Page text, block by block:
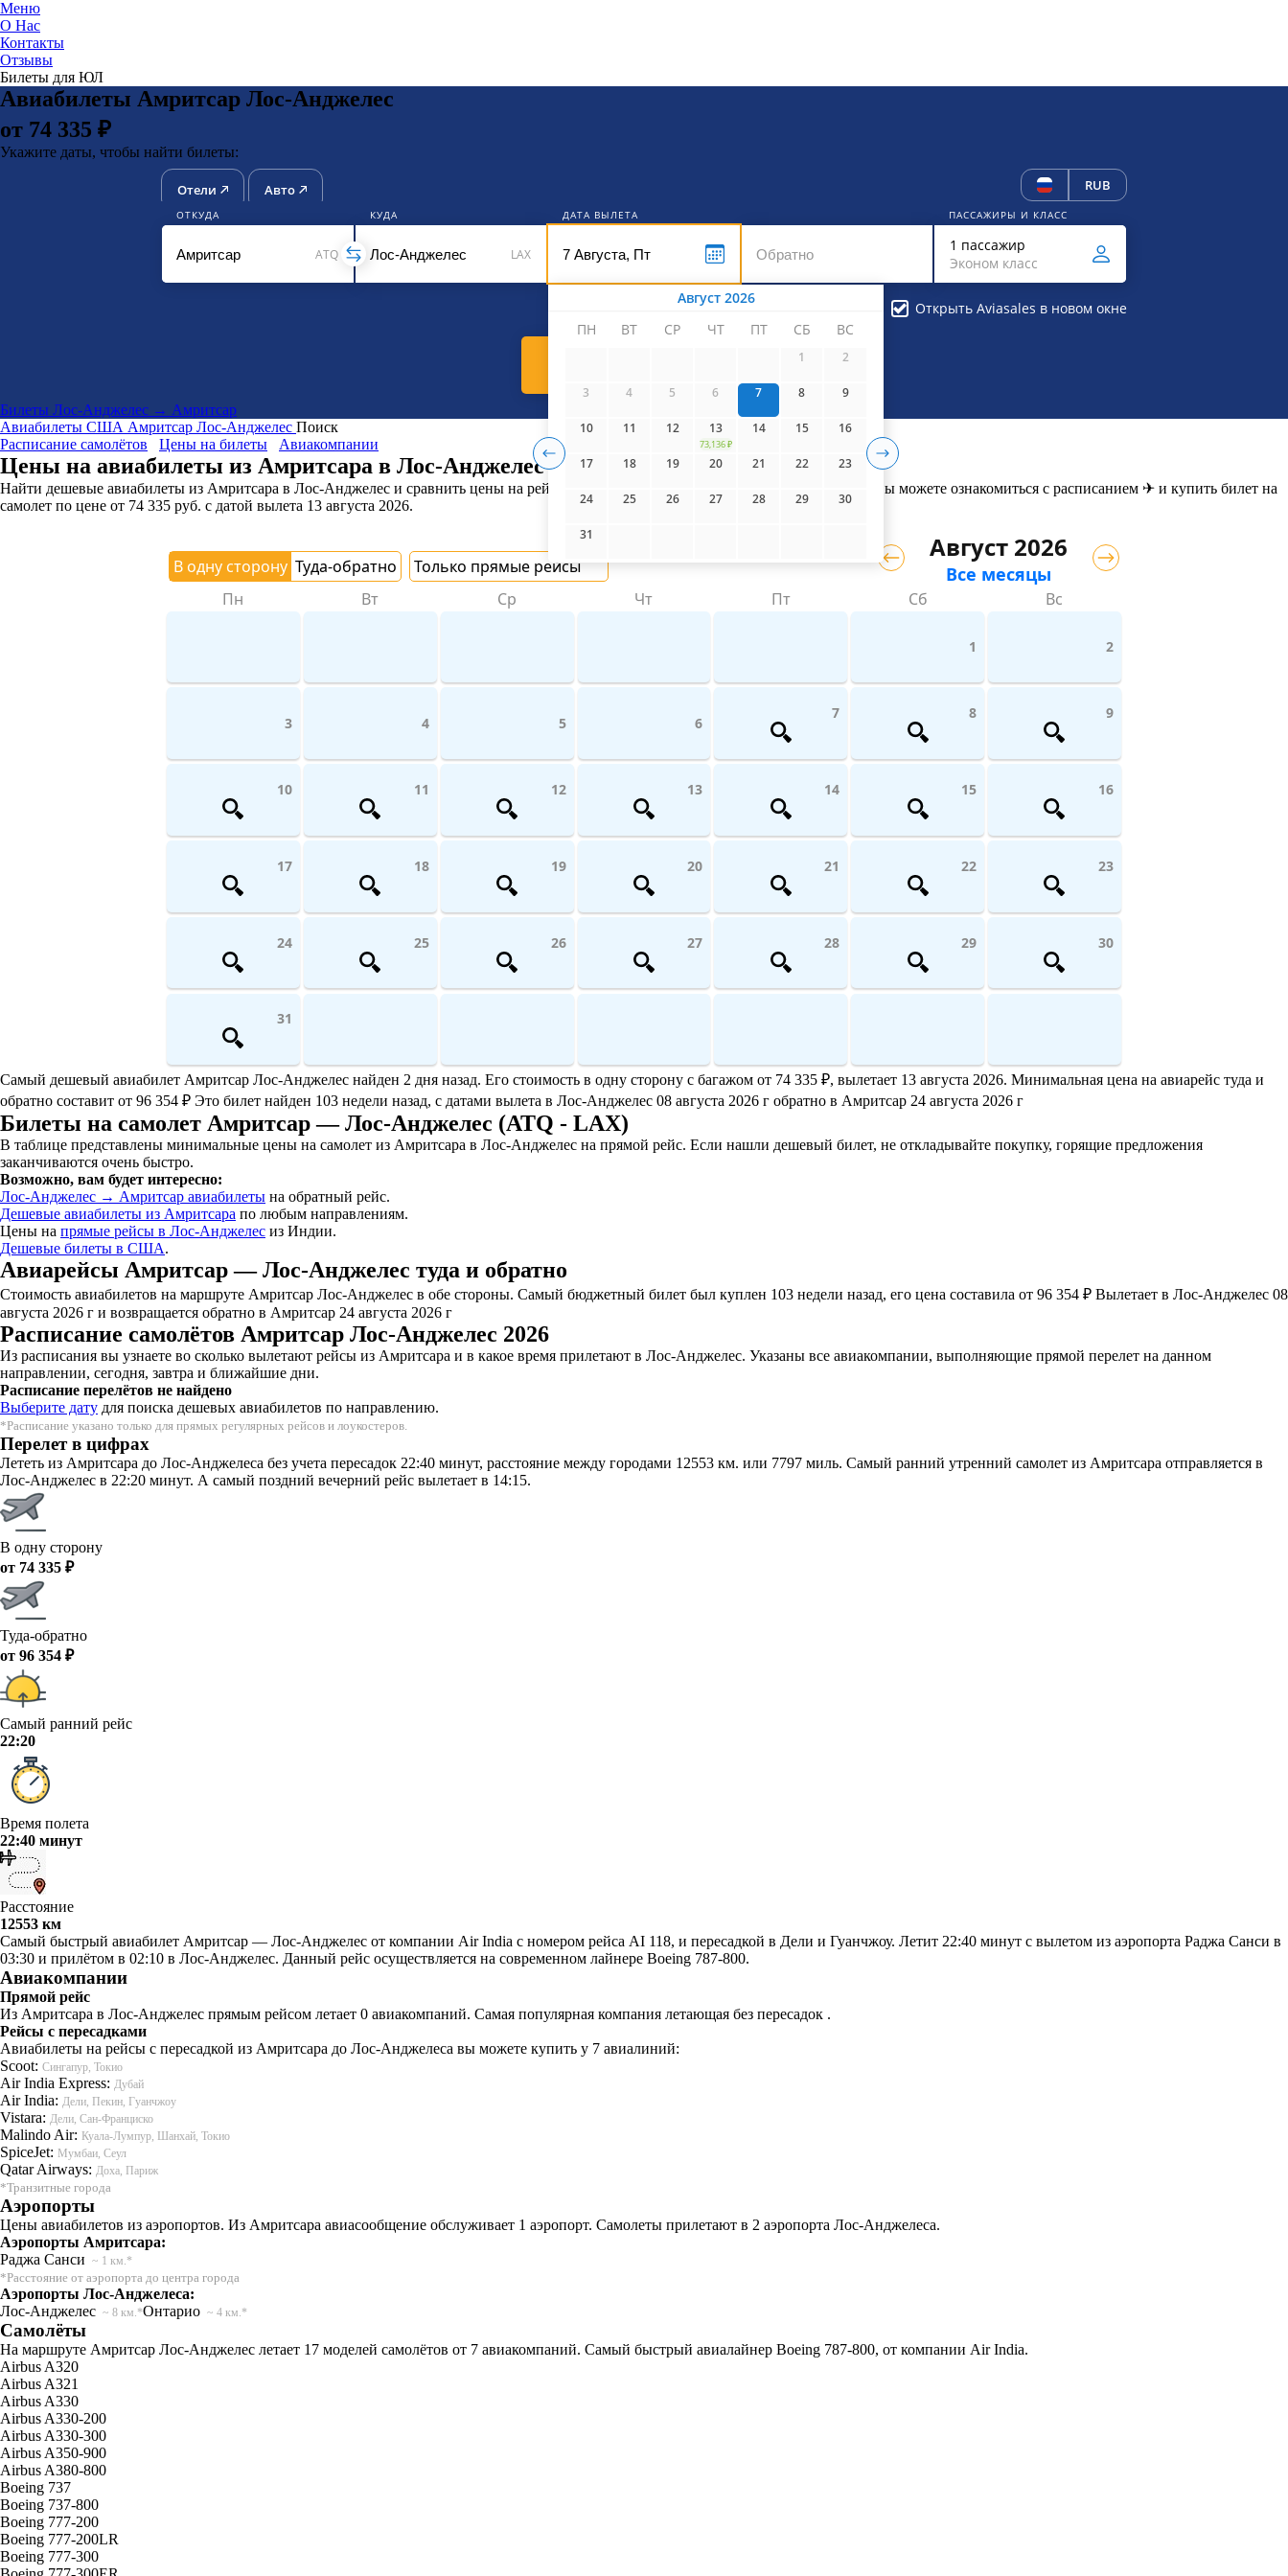
ЮниТикет
Меню
О Нас
Контакты
Отзывы
Билеты для ЮЛ
Авиабилеты Амритсар Лос-Анджелес
от 74 335 ₽
Укажите даты, чтобы найти билеты:
Отели Авто RUB
ОТКУДА
ATQ
КУДА
LAX
ДАТА ВЫЛЕТА
Август 2026
ПН
ВТ СР ЧТ ПТ СБ ВС
1 2
3 4 5 6 7 8 9
10 11 12 13
73,136 ₽
14 15 16
17 18 19 20 21 22 23
24 25 26 27 28 29 30
31
ПАССАЖИРЫ И КЛАСС
1 пассажир
Эконом класс
Открыть Aviasales в новом окне
Билеты Лос-Анджелес → Амритсар
Авиабилеты США Амритсар Лос-Анджелес Поиск
Расписание самолётов
Цены на билеты Авиакомпании
Цены на авиабилеты из Амритсара в Лос-Анджелес
Найти дешевые авиабилеты из Амритсара в Лос-Анджелес и сравнить цены на рейсы авиакомпаний поможет UniTicket.ru. На сайте вы можете ознакомиться с расписанием ✈ и купить билет на
самолет по цене от 74 335 руб. с датой вылета 13 августа 2026.
В одну сторону Туда-обратно Только прямые рейсы
Август 2026
Все месяцы
Пн Вт Ср Чт Пт Сб Вс
1 2
3 4 5 6
7 8 9
10 11 12 13 14 15 16
17 18 19 20 21 22 23
24 25 26 27 28 29 30
31
Самый дешевый авиабилет Амритсар Лос-Анджелес найден 2 дня назад. Его стоимость в одну сторону с багажом от 74 335 ₽, вылетает 13 августа 2026. Минимальная цена на авиарейс туда и
обратно составит от 96 354 ₽ Это билет найден 103 недели назад, с датами вылета в Лос-Анджелес 08 августа 2026 г обратно в Амритсар 24 августа 2026 г
Билеты на самолет Амритсар — Лос-Анджелес (ATQ - LAX)
В таблице представлены минимальные цены на самолет из Амритсара в Лос-Анджелес на прямой рейс. Если нашли дешевый билет, не откладывайте покупку, горящие предложения
заканчиваются очень быстро.
Возможно, вам будет интересно:
Лос-Анджелес → Амритсар авиабилеты на обратный рейс.
Дешевые авиабилеты из Амритсара по любым направлениям.
Цены на прямые рейсы в Лос-Анджелес из Индии.
Дешевые билеты в США.
Авиарейсы Амритсар — Лос-Анджелес туда и обратно
Стоимость авиабилетов на маршруте Амритсар Лос-Анджелес в обе стороны. Самый бюджетный билет был куплен 103 недели назад, его цена составила от 96 354 ₽ Вылетает в Лос-Анджелес 08
августа 2026 г и возвращается обратно в Амритсар 24 августа 2026 г
Расписание самолётов Амритсар Лос-Анджелес 2026
Из расписания вы узнаете во сколько вылетают рейсы из Амритсара и в какое время прилетают в Лос-Анджелес. Указаны все авиакомпании, выполняющие прямой перелет на данном
направлении, сегодня, завтра и ближайшие дни.
Расписание перелётов не найдено
Выберите дату для поиска дешевых авиабилетов по направлению.
*Расписание указано только для прямых регулярных рейсов и лоукостеров.
Перелет в цифрах
Лететь из Амритсара до Лос-Анджелеса без учета пересадок 22:40 минут, расстояние между городами 12553 км. или 7797 миль. Самый ранний утренний самолет из Амритсара отправляется в
Лос-Анджелес в 22:20 минут. А самый поздний вечерний рейс вылетает в 14:15.
В одну сторону
от 74 335 ₽
Туда-обратно
от 96 354 ₽
Самый ранний рейс
22:20
Время полета
22:40 минут
Расстояние
12553 км
Самый быстрый авиабилет Амритсар — Лос-Анджелес от компании Air India с номером рейса AI 118, и пересадкой в Дели и Гуанчжоу. Летит 22:40 минут с вылетом из аэропорта Раджа Санси в
03:30 и прилётом в 02:10 в Лос-Анджелес. Данный рейс осуществляется на современном лайнере Boeing 787-800.
Авиакомпании
Прямой рейс
Из Амритсара в Лос-Анджелес прямым рейсом летает 0 авиакомпаний. Самая популярная компания летающая без пересадок .
Рейсы с пересадками
Авиабилеты на рейсы с пересадкой из Амритсара до Лос-Анджелеса вы можете купить у 7 авиалиний:
Scoot: Сингапур, Токио
Air India Express: Дубай
Air India: Дели, Пекин, Гуанчжоу
Vistara: Дели, Сан-Франциско
Malindo Air: Куала-Лумпур, Шанхай, Токио
SpiceJet: Мумбаи, Сеул
Qatar Airways: Доха, Париж
*Транзитные города
Аэропорты
Цены авиабилетов из аэропортов. Из Амритсара авиасообщение обслуживает 1 аэропорт. Самолеты прилетают в 2 аэропорта Лос-Анджелеса.
Аэропорты Амритсара:
Раджа Санси ~ 1 км.*
*Расстояние от аэропорта до центра города
Аэропорты Лос-Анджелеса:
Лос-Анджелес ~ 8 км.*Онтарио ~ 4 км.*
Самолёты
На маршруте Амритсар Лос-Анджелес летает 17 моделей самолётов от 7 авиакомпаний. Самый быстрый авиалайнер Boeing 787-800, от компании Air India.
Airbus A320
Airbus A321
Airbus A330
Airbus A330-200
Airbus A330-300
Airbus A350-900
Airbus A380-800
Boeing 737
Boeing 737-800
Boeing 777-200
Boeing 777-200LR
Boeing 777-300